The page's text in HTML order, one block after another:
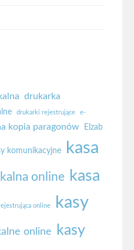
drukarka
drukarki rejestrujące e-
kopia paragonów Elzab
komunikacyjne
kasa
online kasa
online
kasy
online
kasy